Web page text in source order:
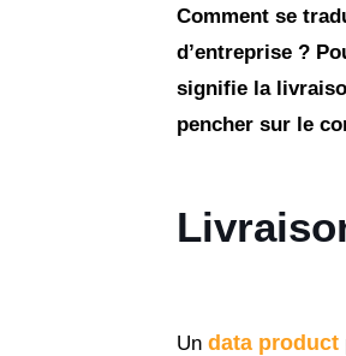
Comment se
d’entreprise ?
signifie la
pencher sur le
Un data product